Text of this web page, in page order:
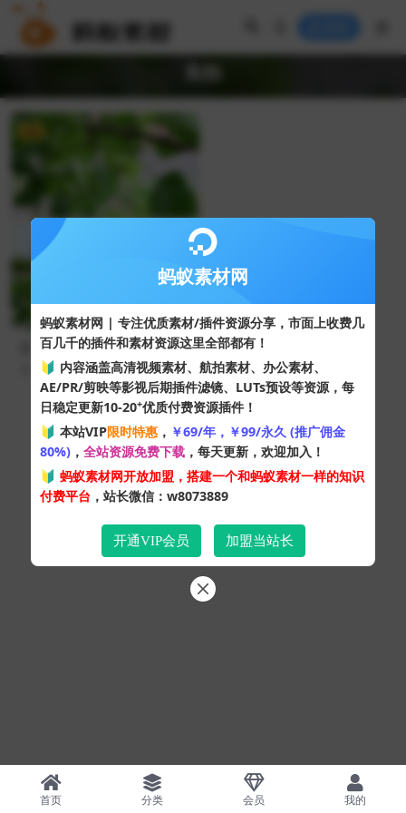
梨小翠梨园乡村风景初夏梨树
谢花座果后梨树挂果高清视频
素材4K
349 50
Copyright © 2024蚂蚁素材网- 版权所有 All rights reserved.
粤ICP备19095528号
XML网站地图HTML网站地图 百度地图
SQL：43
Pages：0.35462s
首页 分类 会员 我的
蚂蚁素材网
蚂蚁素材网 | 专注优质素材/插件资源分享，市面上收费几
百几千的插件和素材资源这里全部都有！
🔰 内容涵盖高清视频素材、航拍素材、办公素材、
AE/PR/剪映等影视后期插件滤镜、LUTs预设等资源，每
日稳定更新10-20+优质付费资源插件！
🔰 本站VIP限时特惠 ， ￥69/年，￥99/永久 (推广佣金
80%) ， 全站资源免费下载 ，每天更新，欢迎加入！
🔰 蚂蚁素材网开放加盟，搭建一个和蚂蚁素材一样的知识
付费平台 ，站长微信：w8073889
开通VIP会员 加盟当站长